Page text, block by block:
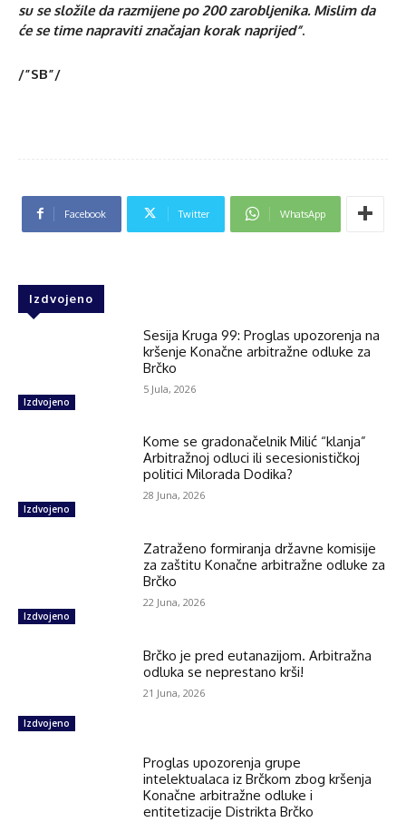
su se složile da razmijene po 200 zarobljenika. Mislim da
će se time napraviti značajan korak naprijed”.
/”SB”/
Facebook Twitter WhatsApp
Izdvojeno
Izdvojeno
Sesija Kruga 99: Proglas upozorenja na
kršenje Konačne arbitražne odluke za
Brčko
5 Jula, 2026
Izdvojeno
Kome se gradonačelnik Milić “klanja”
Arbitražnoj odluci ili secesionističkoj
politici Milorada Dodika?
28 Juna, 2026
Izdvojeno
Zatraženo formiranja državne komisije
za zaštitu Konačne arbitražne odluke za
Brčko
22 Juna, 2026
Izdvojeno
Brčko je pred eutanazijom. Arbitražna
odluka se neprestano krši!
21 Juna, 2026
Proglas upozorenja grupe
intelektualaca iz Brčkom zbog kršenja
Konačne arbitražne odluke i
entitetizacije Distrikta Brčko